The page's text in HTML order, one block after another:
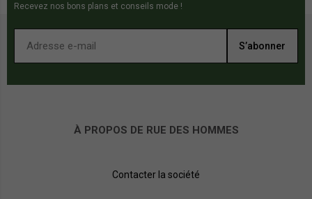
Recevez nos bons plans et conseils mode !
S’abonner
À PROPOS DE RUE DES HOMMES
Contacter la société